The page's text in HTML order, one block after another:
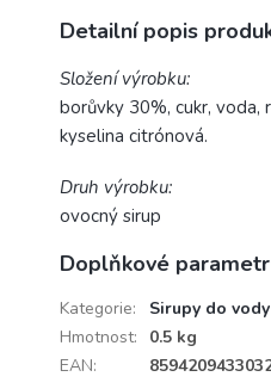
Detailní popis
Složení výrobku:
borůvky 30%, cukr, voda,
kyselina citrónová.
Druh výrobku:
ovocný sirup
Doplňkové
Kategorie:
Sirupy do vody
Hmotnost:
0.5 kg
EAN: